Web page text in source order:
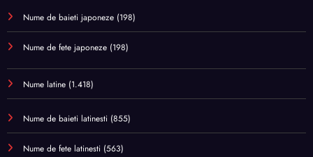
Nume de baieti japoneze (198)
Nume de fete japoneze (198)
Nume latine (1.418)
Nume de baieti latinesti (855)
Nume de fete latinesti (563)